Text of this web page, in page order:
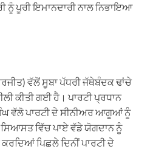
nਨੂੰ ਪੂਰੀ ਇਮਾਨਦਾਰੀ ਨਾਲ ਨਿਭਾਇਆ
ਵੱਲੋਂ ਸੂਬਾ ਪੱਧਰੀ ਜੱਥੇਬੰਦਕ ਢਾਂਚੇ
ਕੀਤੀ ਗਈ ਹੈ। ਪਾਰਟੀ ਪ੍ਰਧਾਨ
ਵੱਲੋ ਪਾਰਟੀ ਦੇ ਸੀਨੀਅਰ ਆਗੂਆਂ ਨੂੰ
ਵਿੱਚ ਪਾਏ ਵੱਡੇ ਯੋਗਦਾਨ ਨੂੰ
ਪਿਛਲੇ ਦਿਨੀਂ ਪਾਰਟੀ ਦੇ